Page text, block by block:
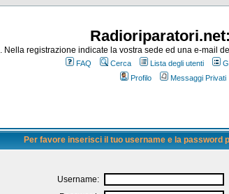
. Nella registrazione indicate la vostra sede ed una e-mail
FAQ Cerca Lista degli utenti
Profilo
Messaggi Privati
Per favore inserisci il tuo username e la password
Username: